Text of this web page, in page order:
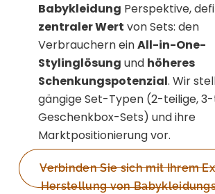
Babykleidung Perspektive,
zentraler Wert von Sets: den
Verbrauchern einAll-in-One-
Stylinglösung und höheres
Schenkungspotenzial. Wir
gängige Set-Typen (2-teilige,
Geschenkbox-Sets) und ihre
Marktpositionierung vor.
Verbinden Sie sich mit Ihrem
Herstellung von